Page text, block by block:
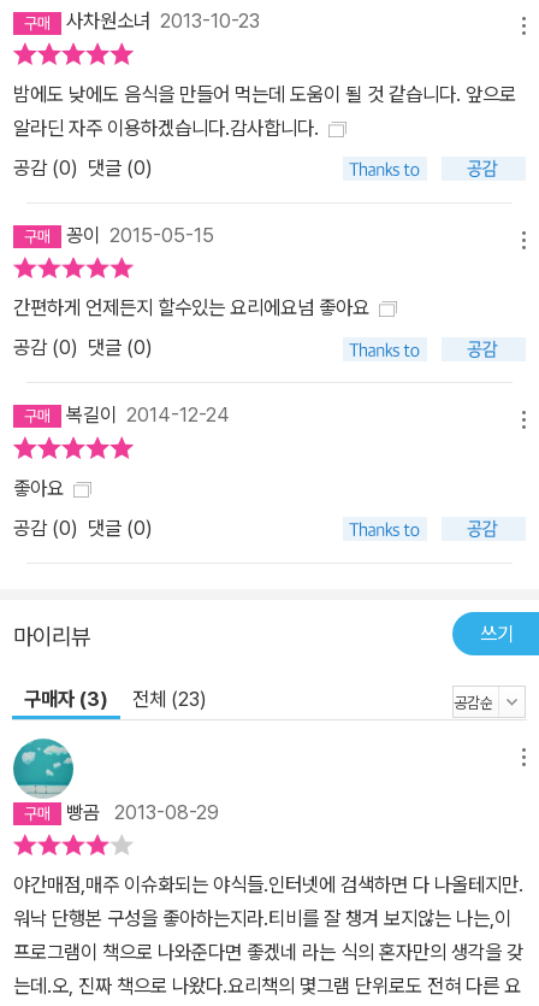
사차원소녀 2013-10-23
밤에도 낮에도 음식을 만들어 먹는데 도움이 될 것 같습니다. 앞으로
알라딘 자주 이용하겠습니다.감사합니다.
공감 (0) 댓글 (0)
꽁이 2015-05-15
간편하게 언제든지 할수있는 요리에요넘 좋아요
공감 (0) 댓글 (0)
복길이 2014-12-24
좋아요
공감 (0) 댓글 (0)
마이리뷰 쓰기
구매자 (3) 전체 (23)
빵곰 2013-08-29
야간매점,매주 이슈화되는 야식들.인터넷에 검색하면 다 나올테지만.
워낙 단행본 구성을 좋아하는지라.티비를 잘 챙겨 보지않는 나는,이
프로그램이 책으로 나와준다면 좋겠네 라는 식의 혼자만의 생각을 갖
는데.오, 진짜 책으로 나왔다.요리책의 몇그램 단위로도 전혀 다른 요